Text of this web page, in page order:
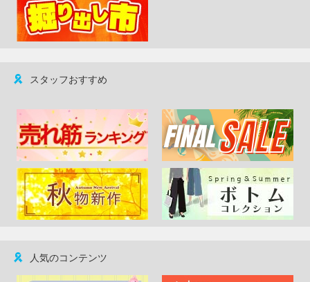
スタッフおすすめ
人気のコンテンツ